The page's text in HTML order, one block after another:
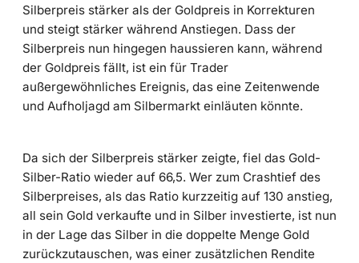
Silberpreis stärker als der Goldpreis in Korrekturen
und steigt stärker während Anstiegen. Dass der
Silberpreis nun hingegen haussieren kann, während
der Goldpreis fällt, ist ein für Trader
außergewöhnliches Ereignis, das eine Zeitenwende
und Aufholjagd am Silbermarkt einläuten könnte.
Da sich der Silberpreis stärker zeigte, fiel das Gold-
Silber-Ratio wieder auf 66,5. Wer zum Crashtief des
Silberpreises, als das Ratio kurzzeitig auf 130 anstieg,
all sein Gold verkaufte und in Silber investierte, ist nun
in der Lage das Silber in die doppelte Menge Gold
zurückzutauschen, was einer zusätzlichen Rendite